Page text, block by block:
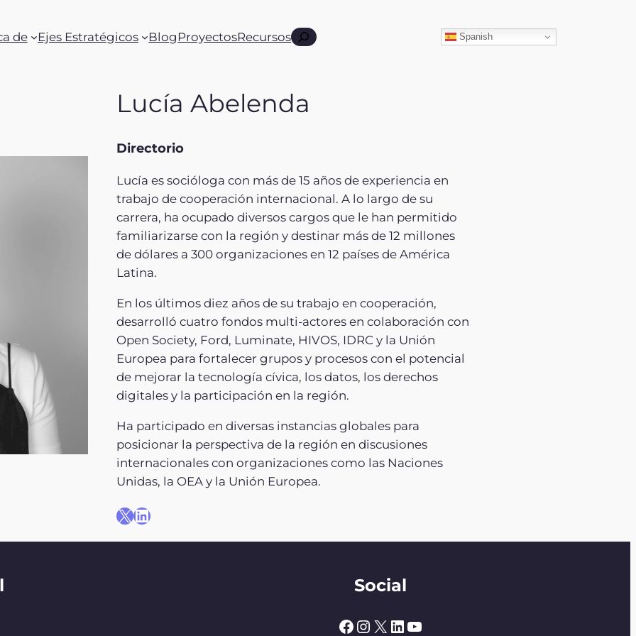
de Ejes Estratégicos Blog ProyectosRecursosBuscar Spanish
Lucía Abelenda
Directorio
Lucía es socióloga con más de 15 años de experiencia en
trabajo de cooperación internacional. A lo largo de su
carrera, ha ocupado diversos cargos que le han permitido
familiarizarse con la región y destinar más de 12 millones
de dólares a 300 organizaciones en 12 países de América
Latina.
En los últimos diez años de su trabajo en cooperación,
desarrolló cuatro fondos multi-actores en colaboración con
Open Society, Ford, Luminate, HIVOS, IDRC y la Unión
Europea para fortalecer grupos y procesos con el potencial
de mejorar la tecnología cívica, los datos, los derechos
digitales y la participación en la región.
Ha participado en diversas instancias globales para
posicionar la perspectiva de la región en discusiones
internacionales con organizaciones como las Naciones
Unidas, la OEA y la Unión Europea.
X LinkedIn
Social
Facebook Instagram X LinkedIn YouTube